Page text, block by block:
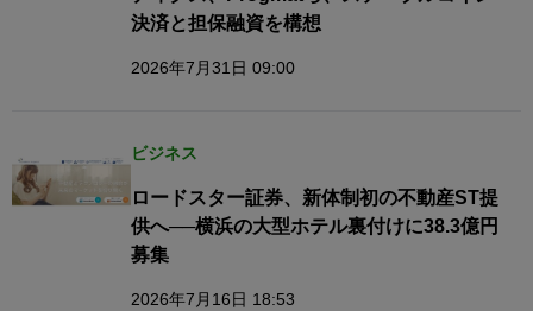
決済と担保融資を構想
2026年7月31日 09:00
ビジネス
ロードスター証券、新体制初の不動産ST提
供へ──横浜の大型ホテル裏付けに38.3億円
募集
2026年7月16日 18:53